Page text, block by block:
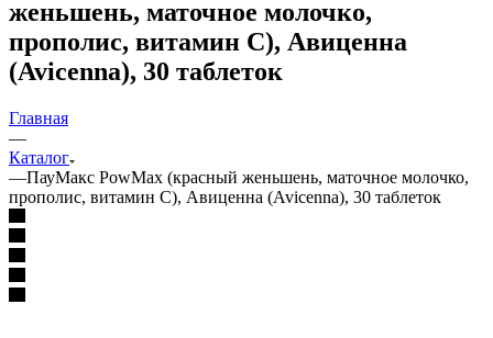
женьшень, маточное молочко,
прополис, витамин С), Авиценна
(Avicenna), 30 таблеток
Главная
—
Каталог
—ПауМакс PowMax (красный женьшень, маточное молочко,
прополис, витамин С), Авиценна (Avicenna), 30 таблеток